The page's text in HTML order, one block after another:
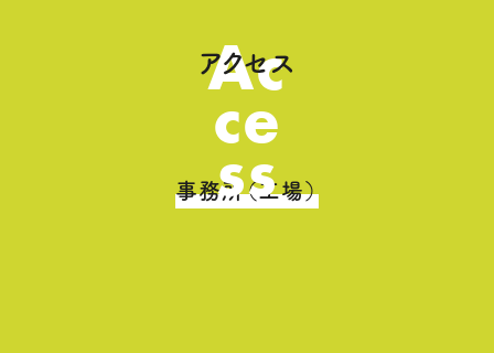
Ac
ce
ss
アクセス
事務所（工場）